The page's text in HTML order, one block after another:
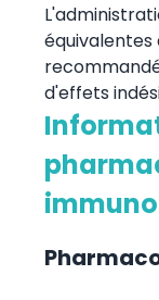
équivalentes
d'effets